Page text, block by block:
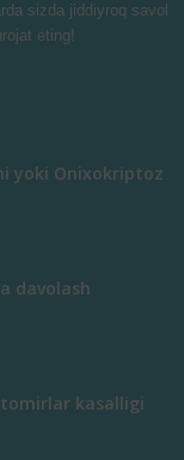
sizda jiddiyroq savol
eting!
yoki Onixokriptoz
davolash
kasalligi